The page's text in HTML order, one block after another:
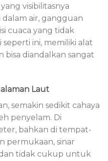
visibilitasnya
air, gangguan
cuaca yang tidak
ini, memiliki alat
bisa diandalkan sangat
Laut
semakin sedikit cahaya
penyelam. Di
bahkan di tempat-
permukaan, sinar
tidak cukup untuk